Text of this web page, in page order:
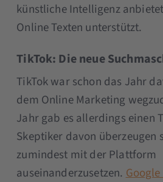
künstliche Intelligenz
Online Texten unterstützt.
TikTok: Die neue
TikTok war schon das Jahr
dem Online Marketing
Jahr gab es allerdings einen
Skeptiker davon überzeugen
zumindest mit der Plattform
auseinanderzusetzen.